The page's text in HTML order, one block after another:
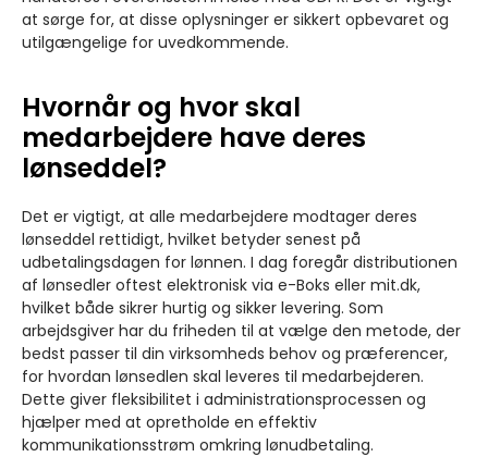
at sørge for, at disse oplysninger er sikkert opbevaret og
utilgængelige for uvedkommende.
Hvornår og hvor skal
medarbejdere have deres
lønseddel?
Det er vigtigt, at alle medarbejdere modtager deres
lønseddel rettidigt, hvilket betyder senest på
udbetalingsdagen for lønnen. I dag foregår distributionen
af lønsedler oftest elektronisk via e-Boks eller mit.dk,
hvilket både sikrer hurtig og sikker levering. Som
arbejdsgiver har du friheden til at vælge den metode, der
bedst passer til din virksomheds behov og præferencer,
for hvordan lønsedlen skal leveres til medarbejderen.
Dette giver fleksibilitet i administrationsprocessen og
hjælper med at opretholde en effektiv
kommunikationsstrøm omkring lønudbetaling.